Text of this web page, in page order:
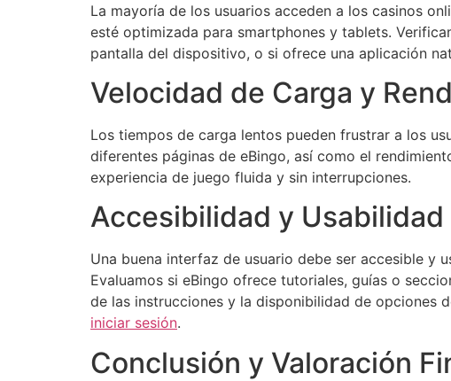
La mayoría de los usuarios acceden a los casinos
esté optimizada para smartphones y tablets.
pantalla del dispositivo, o si ofrece una aplicación
Velocidad de Carga y
Los tiempos de carga lentos pueden frustrar a los
diferentes páginas de eBingo, así como el
experiencia de juego fluida y sin interrupciones.
Accesibilidad y
Una buena interfaz de usuario debe ser accesible y
Evaluamos si eBingo ofrece tutoriales, guías o
de las instrucciones y la disponibilidad de opciones
iniciar sesión.
Conclusión y Valoración